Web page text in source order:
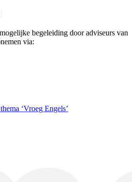
begeleiding door adviseurs van
via:
‘Vroeg Engels’